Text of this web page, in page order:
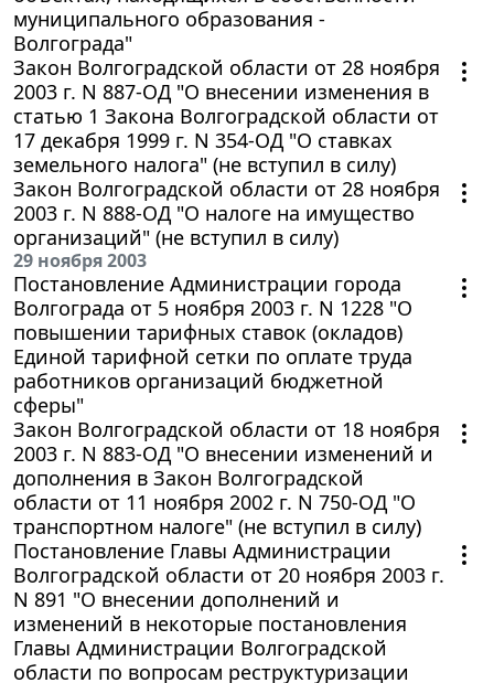
муниципального образования -
Волгограда"
Закон Волгоградской области от 28 ноября
2003 г. N 887-ОД "О внесении изменения в
статью 1 Закона Волгоградской области от
17 декабря 1999 г. N 354-ОД "О ставках
земельного налога" (не вступил в силу)
Закон Волгоградской области от 28 ноября
2003 г. N 888-ОД "О налоге на имущество
организаций" (не вступил в силу)
29 ноября 2003
Постановление Администрации города
Волгограда от 5 ноября 2003 г. N 1228 "О
повышении тарифных ставок (окладов)
Единой тарифной сетки по оплате труда
работников организаций бюджетной
сферы"
Закон Волгоградской области от 18 ноября
2003 г. N 883-ОД "О внесении изменений и
дополнения в Закон Волгоградской
области от 11 ноября 2002 г. N 750-ОД "О
транспортном налоге" (не вступил в силу)
Постановление Главы Администрации
Волгоградской области от 20 ноября 2003 г.
N 891 "О внесении дополнений и
изменений в некоторые постановления
Главы Администрации Волгоградской
области по вопросам реструктуризации